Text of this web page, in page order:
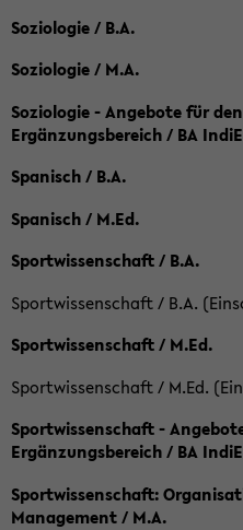
Soziologie / B.A.
Soziologie / M.A.
Soziologie - Angebote für
Ergänzungsbereich / BA
Spanisch / B.A.
Spanisch / M.Ed.
Sportwissenschaft / B.A.
Sportwissenschaft / B.A.
Sportwissenschaft / M.Ed.
Sportwissenschaft / M.Ed.
Sportwissenschaft -
Ergänzungsbereich / BA
Sportwissenschaft:
Management / M.A.